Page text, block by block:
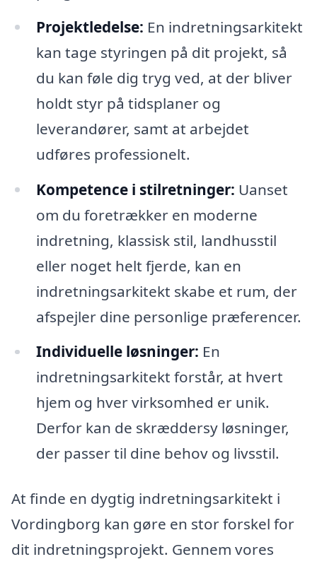
Projektledelse: En indretningsarkitekt
kan tage styringen på dit projekt, så
du kan føle dig tryg ved, at der bliver
holdt styr på tidsplaner og
leverandører, samt at arbejdet
udføres professionelt.
Kompetence i stilretninger: Uanset
om du foretrækker en moderne
indretning, klassisk stil, landhusstil
eller noget helt fjerde, kan en
indretningsarkitekt skabe et rum, der
afspejler dine personlige præferencer.
Individuelle løsninger: En
indretningsarkitekt forstår, at hvert
hjem og hver virksomhed er unik.
Derfor kan de skræddersy løsninger,
der passer til dine behov og livsstil.
At finde en dygtig indretningsarkitekt i
Vordingborg kan gøre en stor forskel for
dit indretningsprojekt. Gennem vores